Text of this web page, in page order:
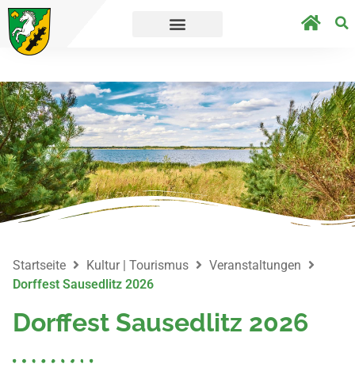
zur Umfrage. Straßensperrungen
Startseite Kultur | Tourismus
Veranstaltungen
Dorffest Sausedlitz 2026
Dorffest Sausedlitz 2026